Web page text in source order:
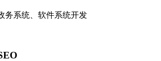
务系统、软件系统开发